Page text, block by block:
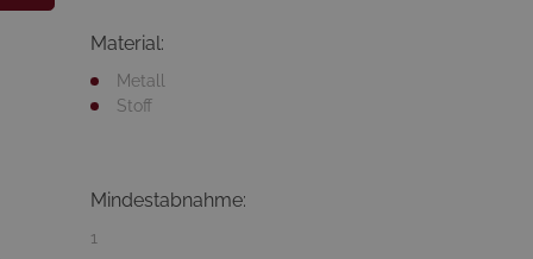
Material:
Metall
Stoff
Mindestabnahme:
1